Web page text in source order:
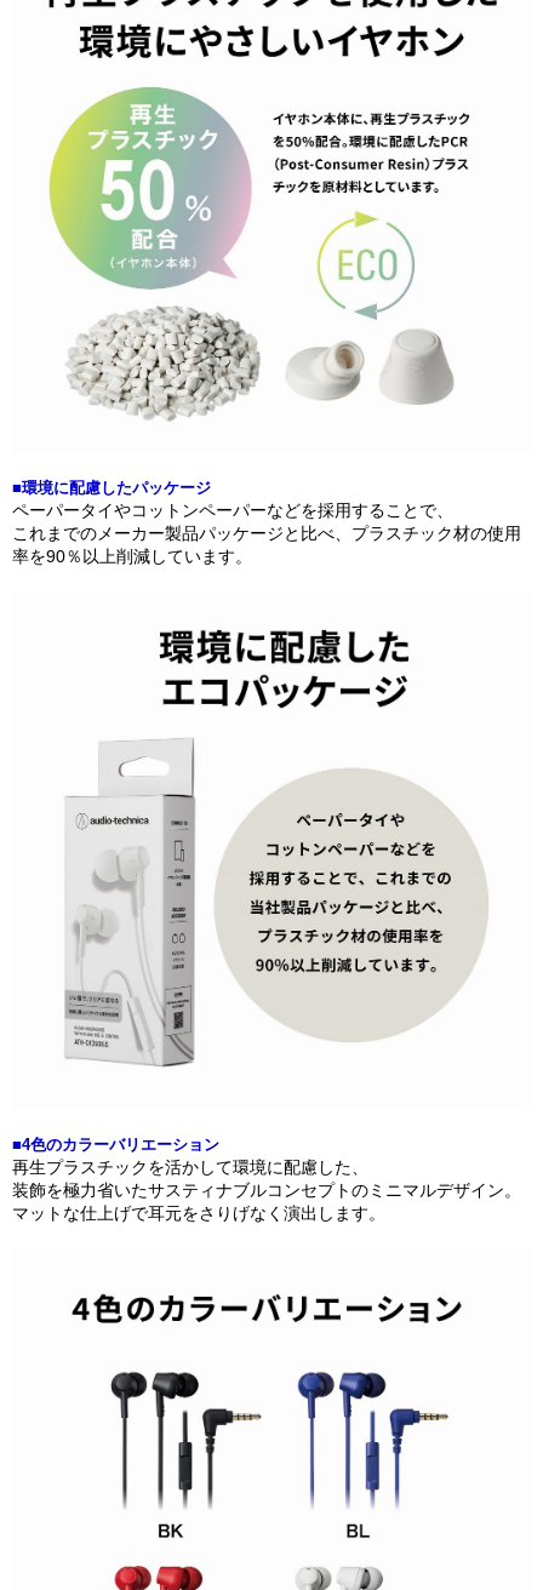
■環境に配慮したパッケージ
ペーパータイやコットンペーパーなどを採用することで、
これまでのメーカー製品パッケージと比べ、プラスチック材の使用
率を90％以上削減しています。
■4色のカラーバリエーション
再生プラスチックを活かして環境に配慮した、
装飾を極力省いたサスティナブルコンセプトのミニマルデザイン。
マットな仕上げで耳元をさりげなく演出します。